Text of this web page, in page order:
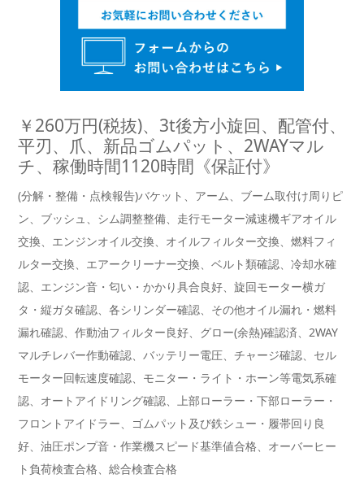
￥260万円(税抜)、3t後方小旋回、配管付、
平刃、爪、新品ゴムパット、2WAYマル
チ、稼働時間1120時間《保証付》
(分解・整備・点検報告)バケット、アーム、ブーム取付け周りピ
ン、ブッシュ、シム調整整備、走行モーター減速機ギアオイル
交換、エンジンオイル交換、オイルフィルター交換、燃料フィ
ルター交換、エアークリーナー交換、ベルト類確認、冷却水確
認、エンジン音・匂い・かかり具合良好、旋回モーター横ガ
タ・縦ガタ確認、各シリンダー確認、その他オイル漏れ・燃料
漏れ確認、作動油フィルター良好、グロー(余熱)確認済、2WAY
マルチレバー作動確認、バッテリー電圧、チャージ確認、セル
モーター回転速度確認、モニター・ライト・ホーン等電気系確
認、オートアイドリング確認、上部ローラー・下部ローラー・
フロントアイドラー、ゴムパット及び鉄シュー・履帯回り良
好、油圧ポンプ音・作業機スピード基準値合格、オーバーヒー
ト負荷検査合格、総合検査合格